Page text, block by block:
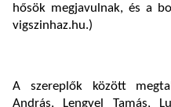
hősök megjavulnak, és a
vigszinhaz.hu.)
A szereplők között
András, Lengyel Tamás,